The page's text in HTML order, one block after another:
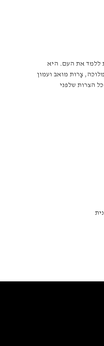
ללמד את העם. היא
צָרות מואב ועמון
הצרות שלפני